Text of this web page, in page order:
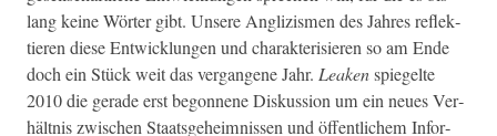
lang keine Wörter gibt. Unsere Anglizis­men des Jahres reflek­
tieren diese Entwick­lun­gen und charak­ter­isieren so am Ende
doch ein Stück weit das ver­gan­gene Jahr. Leak­enspiegelte
2010 die ger­ade erst begonnene Diskus­sion um ein neues Ver­
hält­nis zwis­chen Staats­ge­heimnis­sen und öffentlichem Infor­